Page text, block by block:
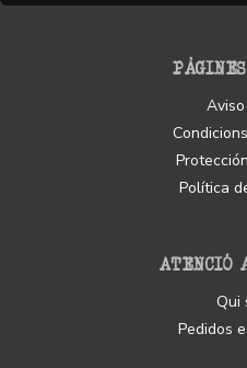
Política
ATENCIÓ
Qui
Pedidos